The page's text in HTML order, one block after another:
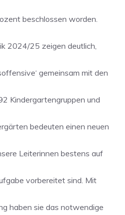
beschlossen worden.
2024/25 zeigen deutlich,
gemeinsam mit den
Kindergartengruppen und
bedeuten einen neuen
Leiterinnen bestens auf
vorbereitet sind. Mit
haben sie das notwendige